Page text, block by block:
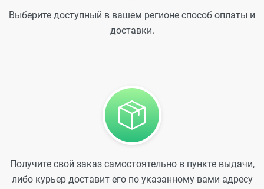
Выберите доступный в вашем регионе способ оплаты и
доставки.
Получите свой заказ самостоятельно в пункте выдачи,
либо курьер доставит его по указанному вами адресу